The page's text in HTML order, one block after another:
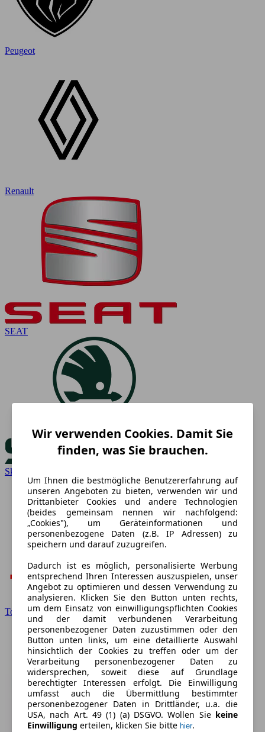
Peugeot
Renault
SEAT
Skoda
Toyota
Wir verwenden Cookies. Damit Sie
finden, was Sie brauchen.
Um Ihnen die bestmögliche Benutzererfahrung auf
unseren Angeboten zu bieten, verwenden wir und
Drittanbieter Cookies und andere Technologien
(beides gemeinsam nennen wir nachfolgend:
„Cookies"), um Geräteinformationen und
personenbezogene Daten (z.B. IP Adressen) zu
speichern und darauf zuzugreifen.
Dadurch ist es möglich, personalisierte Werbung
entsprechend Ihren Interessen auszuspielen, unser
Angebot zu optimieren und dessen Verwendung zu
analysieren. Klicken Sie den Button unten rechts,
um dem Einsatz von einwilligungspflichten Cookies
und der damit verbundenen Verarbeitung
personenbezogener Daten zuzustimmen oder den
Button unten links, um eine detaillierte Auswahl
hinsichtlich der Cookies zu treffen oder um der
Verarbeitung personenbezogener Daten zu
widersprechen, soweit diese auf Grundlage
berechtigter Interessen erfolgt. Die Einwilligung
umfasst auch die Übermittlung bestimmter
personenbezogener Daten in Drittländer, u.a. die
USA, nach Art. 49 (1) (a) DSGVO. Wollen Sie keine
Einwilligung erteilen, klicken Sie bitte hier.